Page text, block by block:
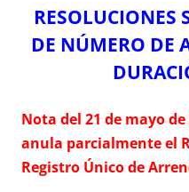
RESOLUCIONES
DE NÚMERO DE
Nota del 21 de mayo de
anula parcialmente el
Registro Único de